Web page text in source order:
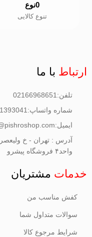
تنوع کالایی
0نوع
ارتباط با ما
تلفن:02166968651
شماره واتساپ:09121393041
ایمیل:info@pishroshop.com
آدرس : تهران - خ ولیعصر
واحد۴ فروشگاه پیشرو
خدمات مشتریان
کفش مناسب من
سوالات متداول شما
شرایط مرجوع کالا